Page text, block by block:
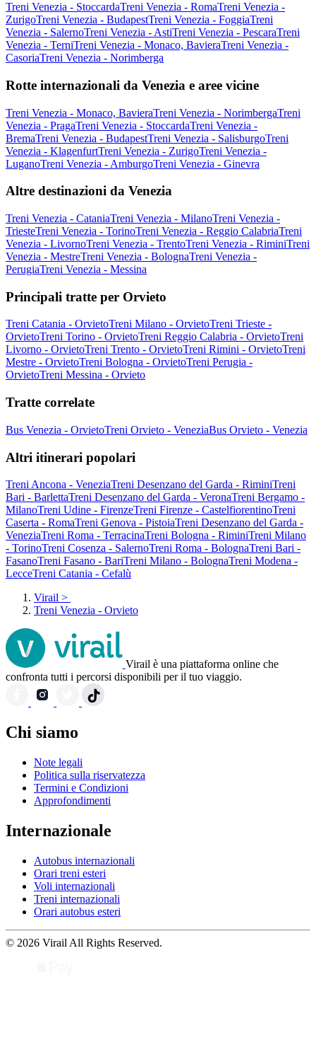
Treni Venezia - StoccardaTreni Venezia - RomaTreni Venezia -
ZurigoTreni Venezia - BudapestTreni Venezia - FoggiaTreni
Venezia - SalernoTreni Venezia - AstiTreni Venezia - PescaraTreni
Venezia - TerniTreni Venezia - Monaco, BavieraTreni Venezia -
CasoriaTreni Venezia - Norimberga
Rotte internazionali da Venezia e aree vicine
Treni Venezia - Monaco, BavieraTreni Venezia - NorimbergaTreni
Venezia - PragaTreni Venezia - StoccardaTreni Venezia -
BremaTreni Venezia - BudapestTreni Venezia - SalisburgoTreni
Venezia - KlagenfurtTreni Venezia - ZurigoTreni Venezia -
LuganoTreni Venezia - AmburgoTreni Venezia - Ginevra
Altre destinazioni da Venezia
Treni Venezia - CataniaTreni Venezia - MilanoTreni Venezia -
TriesteTreni Venezia - TorinoTreni Venezia - Reggio CalabriaTreni
Venezia - LivornoTreni Venezia - TrentoTreni Venezia - RiminiTreni
Venezia - MestreTreni Venezia - BolognaTreni Venezia -
PerugiaTreni Venezia - Messina
Principali tratte per Orvieto
Treni Catania - OrvietoTreni Milano - OrvietoTreni Trieste -
OrvietoTreni Torino - OrvietoTreni Reggio Calabria - OrvietoTreni
Livorno - OrvietoTreni Trento - OrvietoTreni Rimini - OrvietoTreni
Mestre - OrvietoTreni Bologna - OrvietoTreni Perugia -
OrvietoTreni Messina - Orvieto
Tratte correlate
Bus Venezia - OrvietoTreni Orvieto - VeneziaBus Orvieto - Venezia
Altri itinerari popolari
Treni Ancona - VeneziaTreni Desenzano del Garda - RiminiTreni
Bari - BarlettaTreni Desenzano del Garda - VeronaTreni Bergamo -
MilanoTreni Udine - FirenzeTreni Firenze - CastelfiorentinoTreni
Caserta - RomaTreni Genova - PistoiaTreni Desenzano del Garda -
VeneziaTreni Roma - TerracinaTreni Bologna - RiminiTreni Milano
- TorinoTreni Cosenza - SalernoTreni Roma - BolognaTreni Bari -
FasanoTreni Fasano - BariTreni Milano - BolognaTreni Modena -
LecceTreni Catania - Cefalù
Virail >
Treni Venezia - Orvieto
Virail è una piattaforma online che
confronta tutti i percorsi disponibili per il tuo viaggio.
Chi siamo
Note legali
Politica sulla riservatezza
Termini e Condizioni
Approfondimenti
Internazionale
Autobus internazionali
Orari treni esteri
Voli internazionali
Treni internazionali
Orari autobus esteri
© 2026 Virail All Rights Reserved.